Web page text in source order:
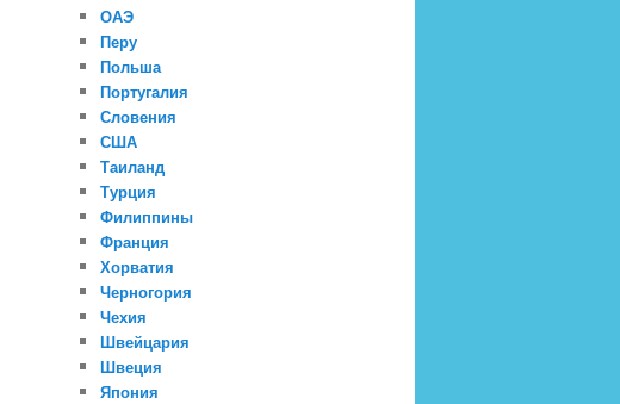
ОАЭ
Перу
Польша
Португалия
Словения
США
Таиланд
Турция
Филиппины
Франция
Хорватия
Черногория
Чехия
Швейцария
Швеция
Япония